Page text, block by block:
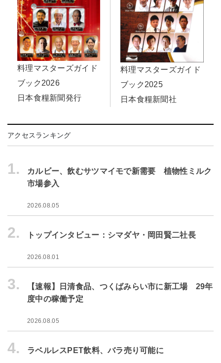
料理マスターズガイド
ブック2026
日本食糧新聞発行
料理マスターズガイド
ブック2025
日本食糧新聞社
アクセスランキング
1.
カルビー、飲むサツマイモで新需要 植物性ミルク
市場参入
2026.08.05
2. トップインタビュー：シマダヤ・岡田賢二社長
2026.08.01
3.
【速報】日清食品、つくばみらい市に新工場 29年
度中の稼働予定
2026.08.05
4. ラベルレスPET飲料、バラ売り可能に